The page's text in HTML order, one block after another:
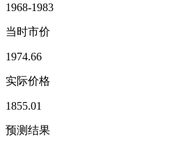
1968-1983
当时市价
1974.66
实际价格
1855.01
预测结果